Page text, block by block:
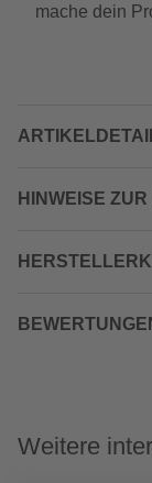
mache dein
HINWEISE
Weitere